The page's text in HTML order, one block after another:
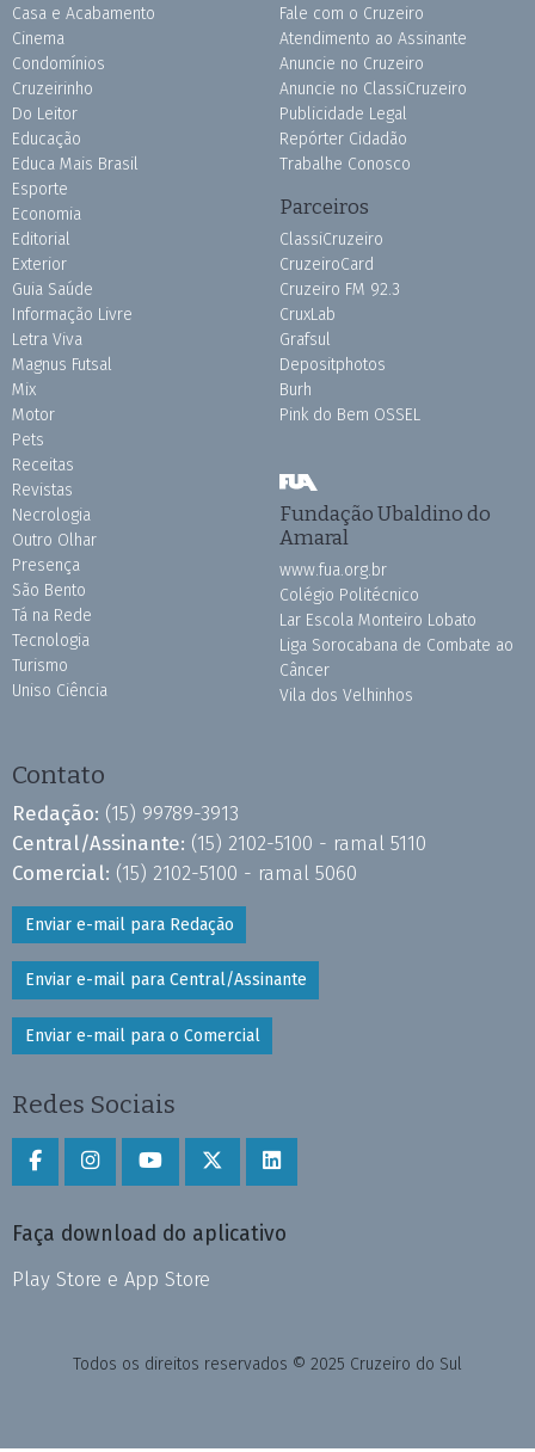
Casa e Acabamento
Cinema
Condomínios
Cruzeirinho
Do Leitor
Educação
Educa Mais Brasil
Esporte
Economia
Editorial
Exterior
Guia Saúde
Informação Livre
Letra Viva
Magnus Futsal
Mix
Motor
Pets
Receitas
Revistas
Necrologia
Outro Olhar
Presença
São Bento
Tá na Rede
Tecnologia
Turismo
Uniso Ciência
Fale com o Cruzeiro
Atendimento ao Assinante
Anuncie no Cruzeiro
Anuncie no ClassiCruzeiro
Publicidade Legal
Repórter Cidadão
Trabalhe Conosco
Parceiros
ClassiCruzeiro
CruzeiroCard
Cruzeiro FM 92.3
CruxLab
Grafsul
Depositphotos
Burh
Pink do Bem OSSEL
Fundação Ubaldino do
Amaral
www.fua.org.br
Colégio Politécnico
Lar Escola Monteiro Lobato
Liga Sorocabana de Combate ao
Câncer
Vila dos Velhinhos
Contato
Redação: (15) 99789-3913
Central/Assinante: (15) 2102-5100 - ramal 5110
Comercial: (15) 2102-5100 - ramal 5060
Enviar e-mail para Redação
Enviar e-mail para Central/Assinante
Enviar e-mail para o Comercial
Redes Sociais
Faça download do aplicativo
Play Store e App Store
Todos os direitos reservados © 2025 Cruzeiro do Sul